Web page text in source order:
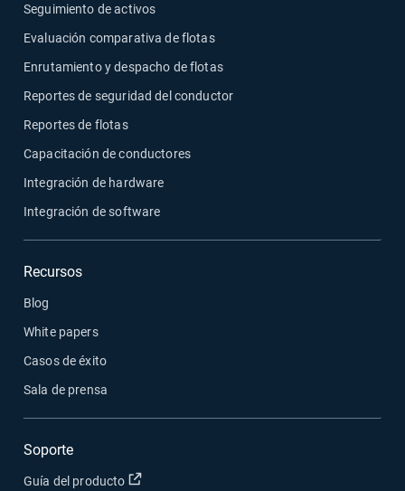
Seguimiento de activos
Evaluación comparativa de flotas
Enrutamiento y despacho de flotas
Reportes de seguridad del conductor
Reportes de flotas
Capacitación de conductores
Integración de hardware
Integración de software
Recursos
Blog
White papers
Casos de éxito
Sala de prensa
Soporte
Guía del producto Abrir en una nueva ventana